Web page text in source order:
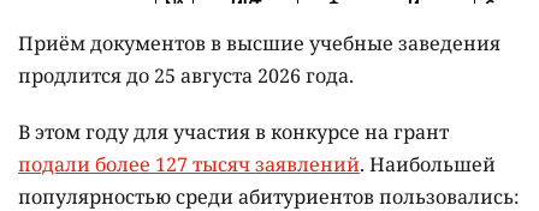
Приём документов в высшие учебные заведения
продлится до 25 августа 2026 года.
В этом году для участия в конкурсе на грант
подали более 127 тысяч заявлений. Наибольшей
популярностью среди абитуриентов пользовались: